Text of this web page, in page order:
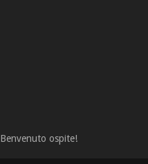
Benvenuto ospite!